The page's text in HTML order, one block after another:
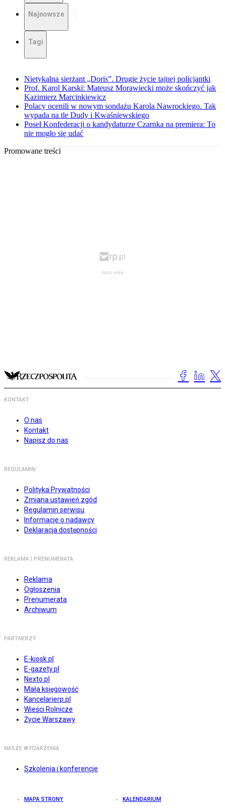
Najnowsze
Tagi
Nietykalna sierżant „Doris”. Drugie życie tajnej policjantki
Prof. Karol Karski: Mateusz Morawiecki może skończyć jak
Kazimierz Marcinkiewicz
Polacy ocenili w nowym sondażu Karola Nawrockiego. Tak
wypada na tle Dudy i Kwaśniewskiego
Poseł Konfederacji o kandydaturze Czarnka na premiera: To
nie mogło się udać
Promowane treści
KONTAKT
O nas
Kontakt
Napisz do nas
REGULAMIN
Polityka Prywatności
Zmiana ustawień zgód
Regulamin serwisu
Informacje o nadawcy
Deklaracja dostępności
REKLAMA I PRENUMERATA
Reklama
Ogłoszenia
Prenumerata
Archiwum
PARTNERZY
E-kiosk.pl
E-gazety.pl
Nexto.pl
Mała księgowość
Kancelarierp.pl
Wieści Rolnicze
Życie Warszawy
NASZE WYDARZENIA
Szkolenia i konferencje
MAPA STRONY KALENDARIUM